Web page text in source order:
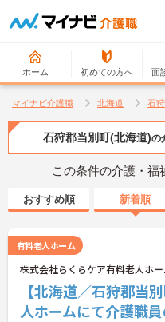
ホーム 初めての方へ 面
マイナビ介護職 北海道 石
石狩郡当別町(北海道)の
この条件の介護・福
おすすめ順 新着順
有料老人ホーム
株式会社らくらケア有料老人ホ
【北海道／石狩郡当
人ホームにて介護